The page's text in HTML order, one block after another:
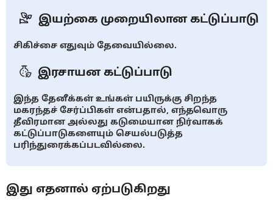
இயற்கை முறையிலான கட்டுப்பாடு
சிகிச்சை எதுவும் தேவையில்லை.
இரசாயன கட்டுப்பாடு
இந்த தேனீக்கள் உங்கள் பயிருக்கு சிறந்த
மகரந்தச் சேர்ப்பிகள் என்பதால், எந்தவொரு
தீவிரமான அல்லது கடுமையான நிர்வாகக்
கட்டுப்பாடுகளையும் செயல்படுத்த
பரிந்துரைக்கப்படவில்லை.
இது எதனால் ஏற்படுகிறது